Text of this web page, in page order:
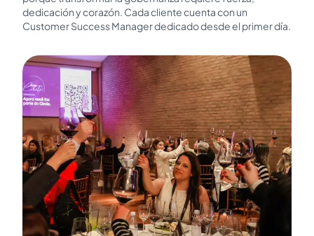
dedicación y corazón. Cada cliente cuenta con un
Customer Success Manager dedicado desde el primer día.